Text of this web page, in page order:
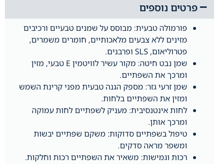
פרטים נוספים
פורמולה טבעית: מבוסס על שמנים טבעיים ורכיבים
מזינים ללא צבעים מלאכותיים, חומרים משמרים,
פטרוליאום, SLS ופרבנים.
שמן נבט חיטה: מקור עשיר לוויטמין E טבעי, מזין
ומרכך את השפתיים.
שמן זרעי גזר: מספק הגנה טבעית מפני קרינת השמש
ומזין את השפתיים בלחות.
לחות אינטנסיבית: מעניק לשפתיים לחות עמוקה
ומרכך אותן.
טיפול בשפתיים סדוקות: משקם שפתיים יבשות
ומשפר מראה סדקים.
רכות וגמישות: משאיר את השפתיים רכות וחלקות.